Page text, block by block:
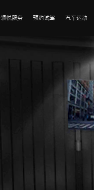
领悦服务 预约试驾 汽车运动